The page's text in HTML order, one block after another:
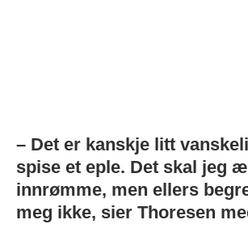
– Det er kanskje litt
spise et eple. Det skal jeg
innrømme, men ellers
meg ikke, sier Thoresen